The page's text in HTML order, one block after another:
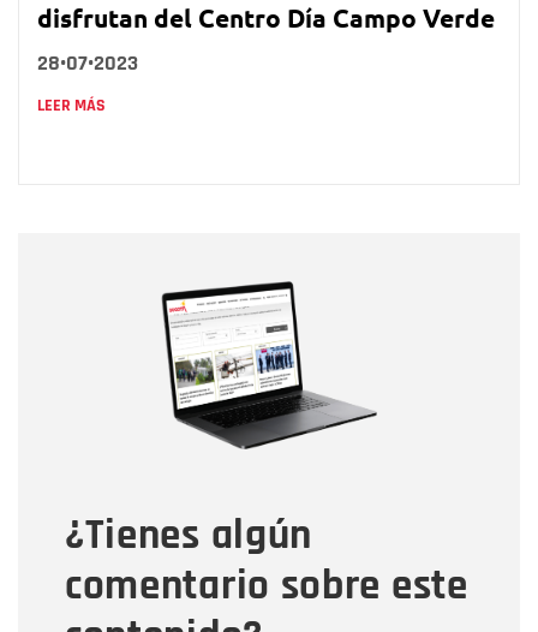
disfrutan del Centro Día Campo Verde
28•07•2023
LEER MÁS
¿Tienes algún
comentario sobre este
Correo electrónico
Tipo de comentario
Mensaje